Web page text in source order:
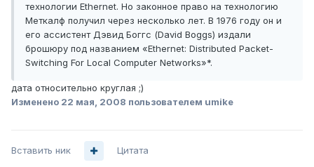
технологии Ethernet. Но законное право на технологию
Меткалф получил через несколько лет. В 1976 году он и
его ассистент Дэвид Боггс (David Boggs) издали
брошюру под названием «Ethernet: Distributed Packet-
Switching For Local Computer Networks»*.
дата относительно круглая ;)
Изменено 22 мая, 2008 пользователем umike
Вставить ник Цитата